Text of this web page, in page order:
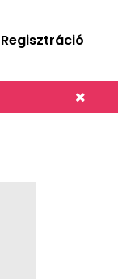
Regisztráció